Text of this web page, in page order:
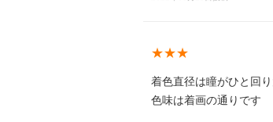
★★★
着色直径は瞳がひと回
色味は着画の通りです